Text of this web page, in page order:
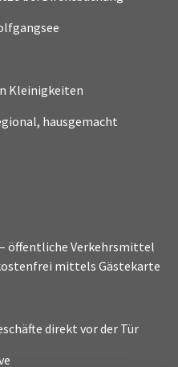
Kleinigkeiten
hausgemacht
öffentliche Verkehrsmittel
mittels Gästekarte
direkt vor der Tür